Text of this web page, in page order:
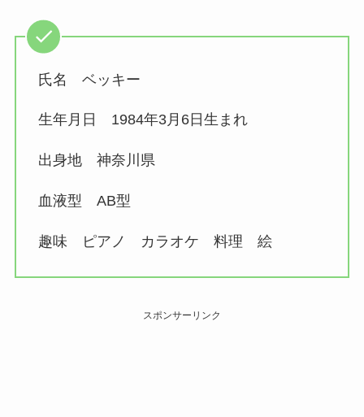
氏名 ベッキー
生年月日 1984年3月6日生まれ
出身地 神奈川県
血液型 AB型
趣味 ピアノ カラオケ 料理 絵
スポンサーリンク